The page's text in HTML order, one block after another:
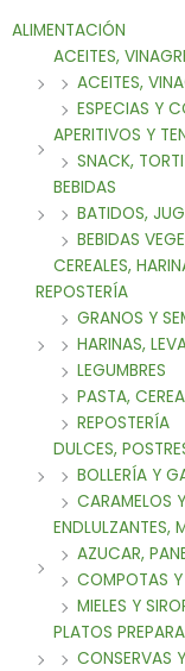
ALIMENTACIÓN
ACEITES,
ACEITES,
ESPECIAS Y
APERITIVOS Y
SNACK,
BEBIDAS
BATIDOS,
BEBIDAS
CEREALES,
REPOSTERÍA
GRANOS Y
HARINAS,
LEGUMBRES
PASTA,
REPOSTERÍA
DULCES,
BOLLERÍA Y
CARAMELOS
ENDLULZANTES,
AZUCAR,
COMPOTAS Y
MIELES Y
PLATOS
CONSERVAS